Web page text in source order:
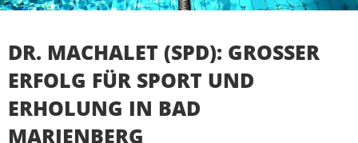
DR. MACHALET (SPD): GROSSER E
RFOLG FÜR SPORT UND E
RHOLUNG IN BAD M
ARIENBERG